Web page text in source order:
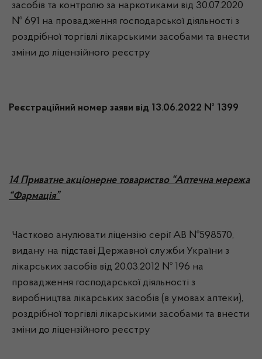
засобів та контролю за наркотиками від 30.07.2020
№ 691 на провадження господарської діяльності з
роздрібної торгівлі лікарськими засобами та внести
зміни до ліцензійного реєстру
Реєстраційний номер заяви від 13.06.2022 № 1399
14 Приватне акціонерне товариство “Аптечна мережа
“Фармація”
Частково анулювати ліцензію серії АВ №598570,
видану на підставі Державної служби України з
лікарських засобів від 20.03.2012 № 196 на
провадження господарської діяльності з
виробництва лікарських засобів (в умовах аптеки),
роздрібної торгівлі лікарськими засобами та внести
зміни до ліцензійного реєстру